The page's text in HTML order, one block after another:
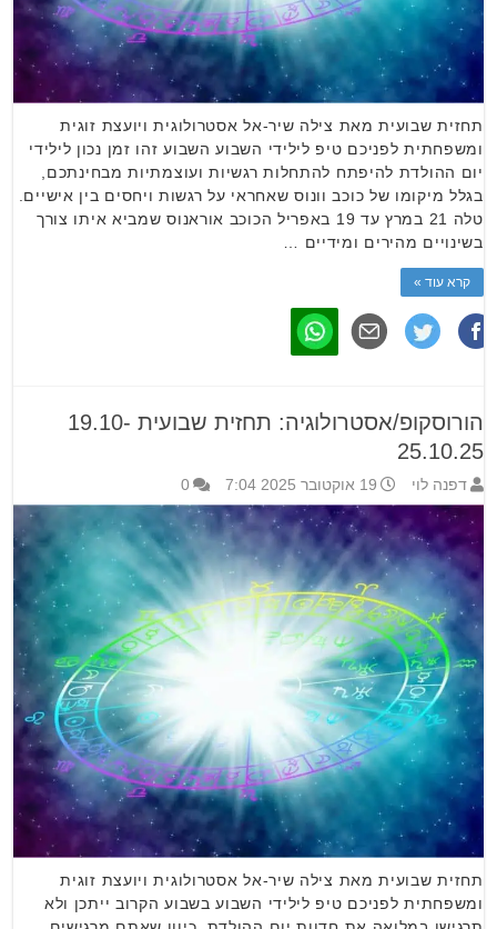
תחזית שבועית מאת צילה שיר-אל אסטרולוגית ויועצת זוגית
ומשפחתית לפניכם טיפ לילידי השבוע השבוע זהו זמן נכון לילידי
יום ההולדת להיפתח להתחלות רגשיות ועוצמתיות מבחינתכם,
בגלל מיקומו של כוכב וונוס שאחראי על רגשות ויחסים בין אישיים.
טלה 21 במרץ עד 19 באפריל הכוכב אוראנוס שמביא איתו צורך
בשינויים מהירים ומידיים …
קרא עוד »
הורוסקופ/אסטרולוגיה: תחזית שבועית 19.10-
25.10.25
דפנה לוי 19 אוקטובר 2025 7:04 0
תחזית שבועית מאת צילה שיר-אל אסטרולוגית ויועצת זוגית
ומשפחתית לפניכם טיפ לילידי השבוע בשבוע הקרוב ייתכן ולא